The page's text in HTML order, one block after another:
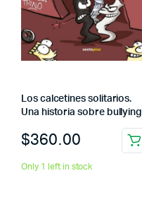
Los calcetines solitarios.
Una historia sobre bullying
$360.00
Only 1 left in stock